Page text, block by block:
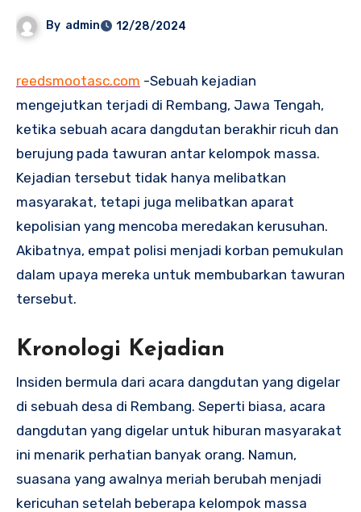
By admin 12/28/2024
reedsmootasc.com -Sebuah kejadian
mengejutkan terjadi di Rembang, Jawa Tengah,
ketika sebuah acara dangdutan berakhir ricuh dan
berujung pada tawuran antar kelompok massa.
Kejadian tersebut tidak hanya melibatkan
masyarakat, tetapi juga melibatkan aparat
kepolisian yang mencoba meredakan kerusuhan.
Akibatnya, empat polisi menjadi korban pemukulan
dalam upaya mereka untuk membubarkan tawuran
tersebut.
Kronologi Kejadian
Insiden bermula dari acara dangdutan yang digelar
di sebuah desa di Rembang. Seperti biasa, acara
dangdutan yang digelar untuk hiburan masyarakat
ini menarik perhatian banyak orang. Namun,
suasana yang awalnya meriah berubah menjadi
kericuhan setelah beberapa kelompok massa